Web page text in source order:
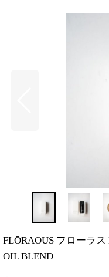
FLŌRAOUS フローラ
OIL BLEND